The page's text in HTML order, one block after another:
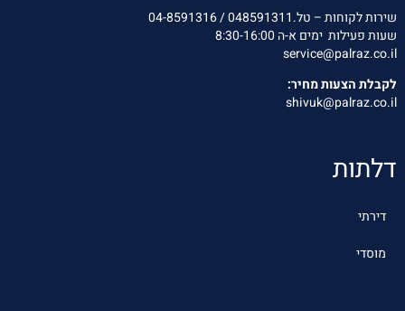
שירות לקוחות – טל.048591311 / 04-8591316
שעות פעילות ימים א-ה 8:30-16:00
service@palraz.co.il
לקבלת הצעות מחיר:
shivuk@palraz.co.il
דלתות
דירתי
מוסדי